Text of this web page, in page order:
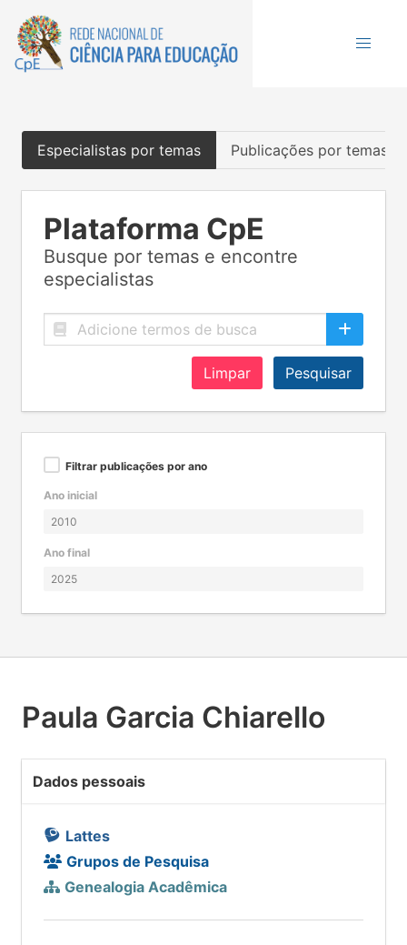
Especialistas por temas Publicações por temas
Plataforma CpE
Busque por temas e encontre
especialistas
Limpar Pesquisar
Filtrar publicações por ano
Ano inicial
Ano final
Paula Garcia Chiarello
Dados pessoais
Lattes
Grupos de Pesquisa
Genealogia Acadêmica